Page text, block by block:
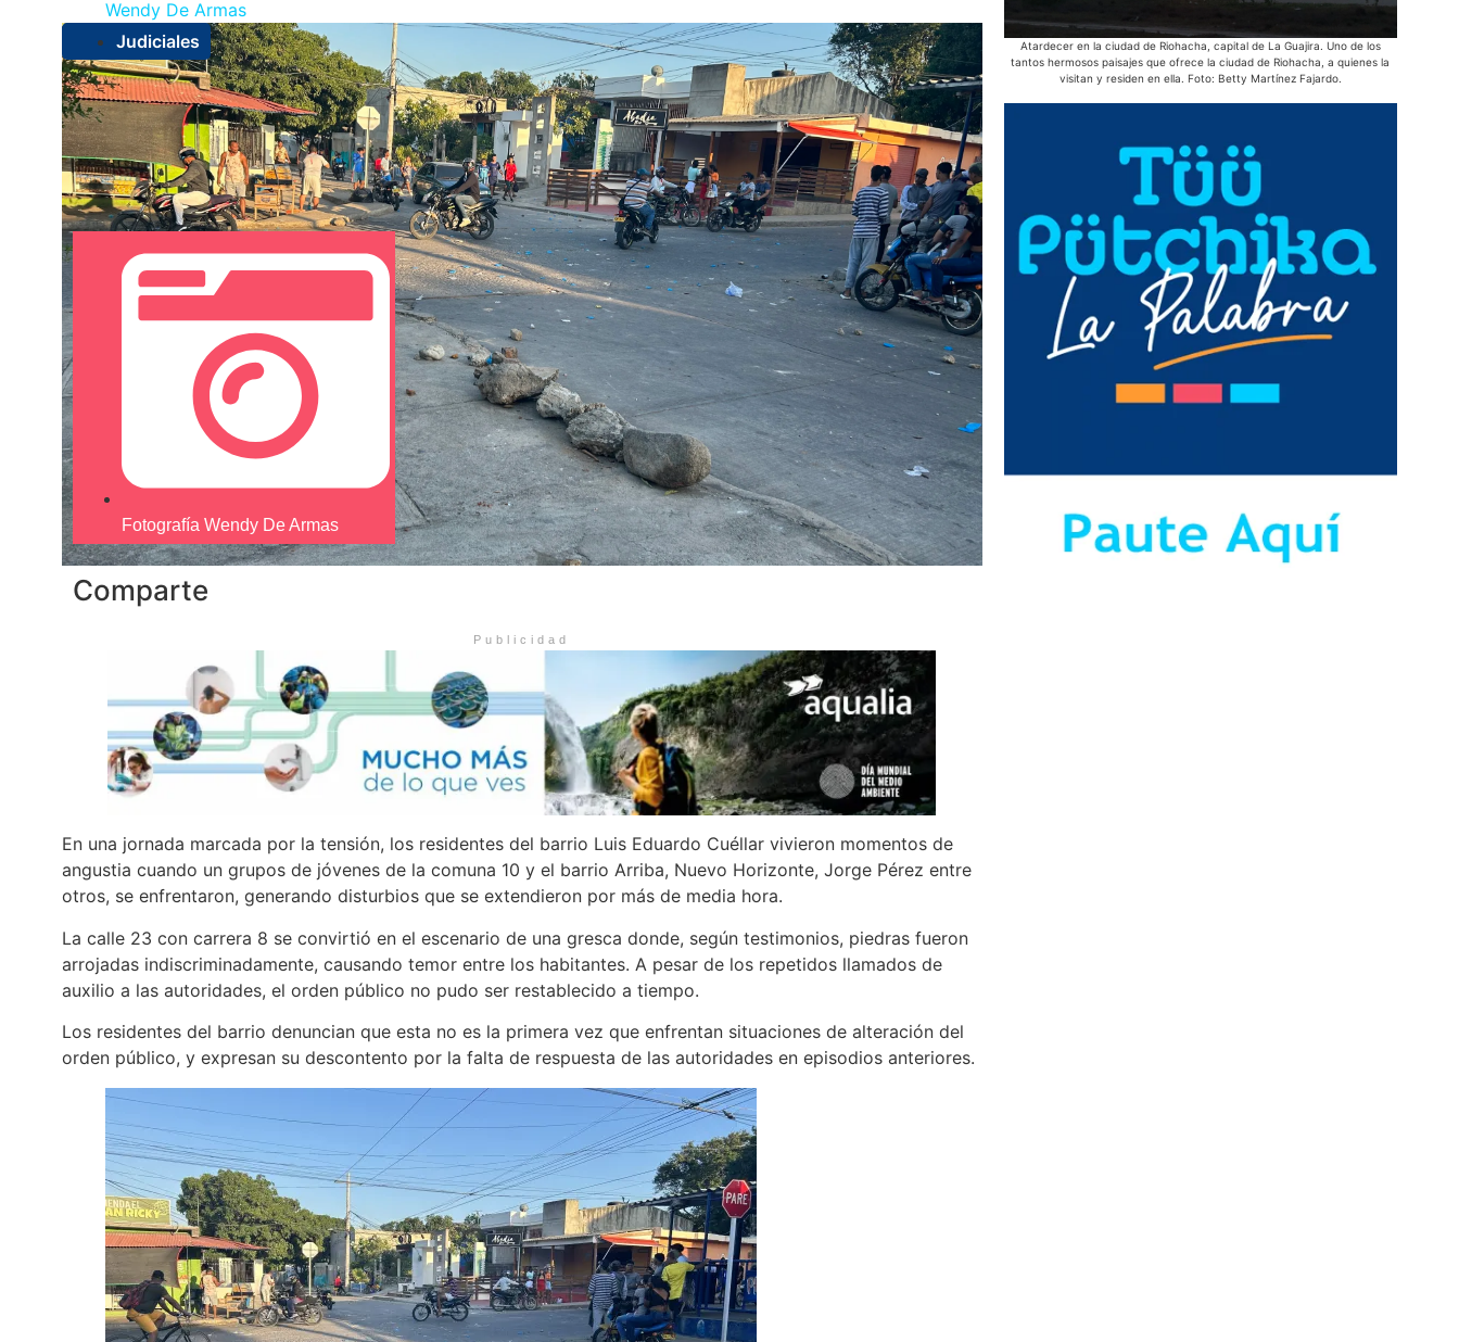
Wendy De Armas
Judiciales
Fotografía Wendy De Armas
Comparte
Publicidad
En una jornada marcada por la tensión, los residentes del barrio Luis Eduardo Cuéllar vivieron momentos de
angustia cuando un grupos de jóvenes de la comuna 10 y el barrio Arriba, Nuevo Horizonte, Jorge Pérez entre
otros, se enfrentaron, generando disturbios que se extendieron por más de media hora.
La calle 23 con carrera 8 se convirtió en el escenario de una gresca donde, según testimonios, piedras fueron
arrojadas indiscriminadamente, causando temor entre los habitantes. A pesar de los repetidos llamados de
auxilio a las autoridades, el orden público no pudo ser restablecido a tiempo.
Los residentes del barrio denuncian que esta no es la primera vez que enfrentan situaciones de alteración del
orden público, y expresan su descontento por la falta de respuesta de las autoridades en episodios anteriores.
Atardecer en la ciudad de Riohacha, capital de La Guajira. Uno de los
tantos hermosos paisajes que ofrece la ciudad de Riohacha, a quienes la
visitan y residen en ella. Foto: Betty Martínez Fajardo.